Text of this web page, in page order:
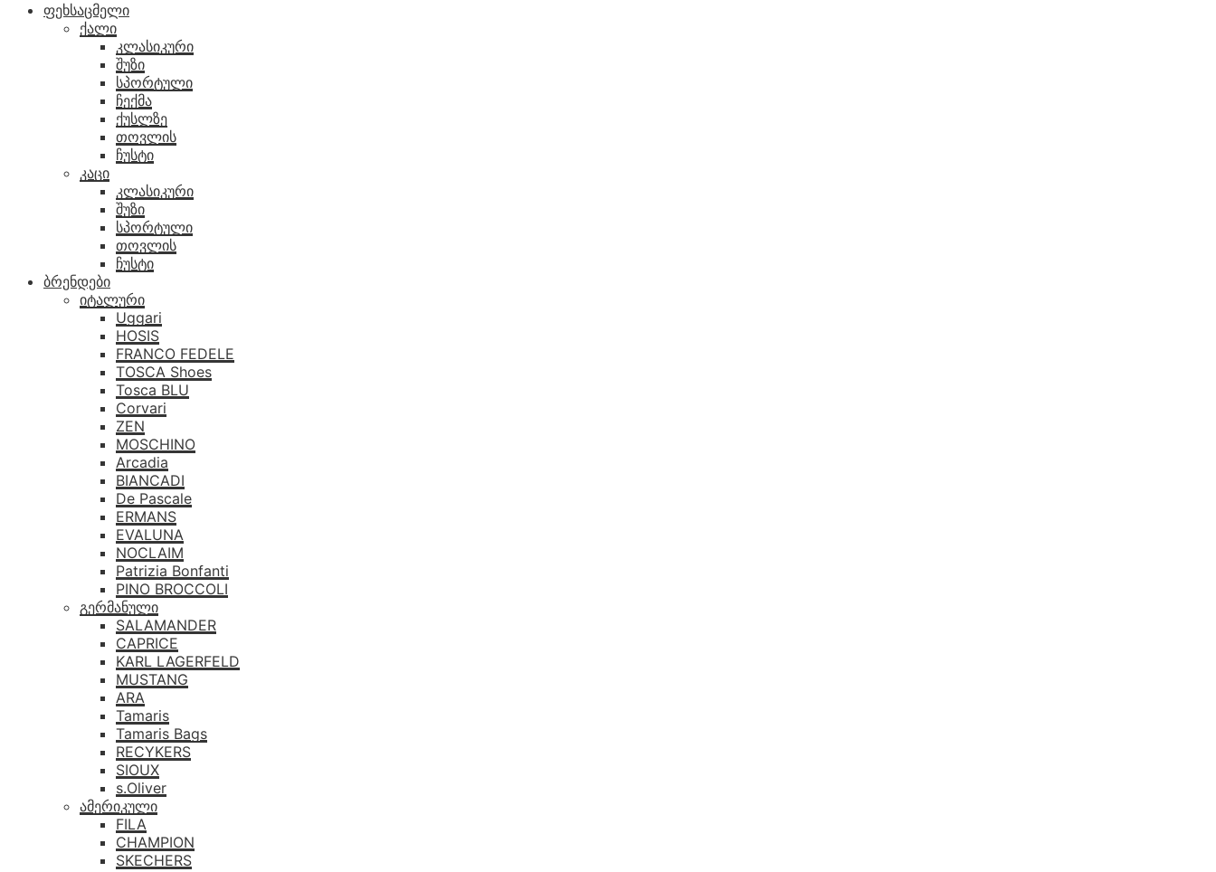
ფეხსაცმელი
ქალი
კლასიკური
შუზი
სპორტული
ჩექმა
ქუსლზე
თოვლის
ჩუსტი
კაცი
კლასიკური
შუზი
სპორტული
თოვლის
ჩუსტი
ბრენდები
იტალური
Uggari
HOSIS
FRANCO FEDELE
TOSCA Shoes
Tosca BLU
Corvari
ZEN
MOSCHINO
Arcadia
BIANCADI
De Pascale
ERMANS
EVALUNA
NOCLAIM
Patrizia Bonfanti
PINO BROCCOLI
გერმანული
SALAMANDER
CAPRICE
KARL LAGERFELD
MUSTANG
ARA
Tamaris
Tamaris Bags
RECYKERS
SIOUX
s.Oliver
ამერიკული
FILA
CHAMPION
SKECHERS